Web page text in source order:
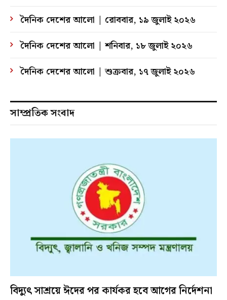
দৈনিক দেশের আলো | রোববার, ১৯ জুলাই ২০২৬
দৈনিক দেশের আলো | শনিবার, ১৮ জুলাই ২০২৬
দৈনিক দেশের আলো | শুক্রবার, ১৭ জুলাই ২০২৬
সাম্প্রতিক সংবাদ
বিদ্যুৎ সাশ্রয়ে ঈদের পর কার্যকর হবে আগের নির্দেশনা